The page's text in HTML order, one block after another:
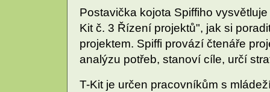
Postavička kojota Spiffiho
Kit č. 3 Řízení projektů", jak si
projektem. Spiffi provází čtenáře
analýzu potřeb, stanoví cíle, určí
T-Kit je určen pracovníkům s